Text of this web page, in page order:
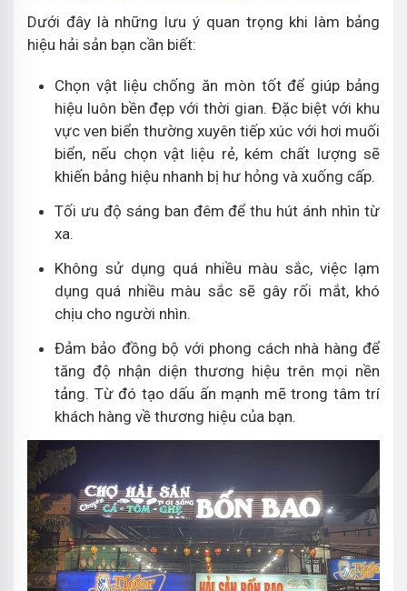
Dưới đây là những lưu ý quan trọng khi làm bảng
hiệu hải sản bạn cần biết:
Chọn vật liệu chống ăn mòn tốt để giúp bảng
hiệu luôn bền đẹp với thời gian. Đặc biệt với khu
vực ven biển thường xuyên tiếp xúc với hơi muối
biển, nếu chọn vật liệu rẻ, kém chất lượng sẽ
khiến bảng hiệu nhanh bị hư hỏng và xuống cấp.
Tối ưu độ sáng ban đêm để thu hút ánh nhìn từ
xa.
Không sử dụng quá nhiều màu sắc, việc lạm
dụng quá nhiều màu sắc sẽ gây rối mắt, khó
chịu cho người nhìn.
Đảm bảo đồng bộ với phong cách nhà hàng để
tăng độ nhận diện thương hiệu trên mọi nền
tảng. Từ đó tạo dấu ấn mạnh mẽ trong tâm trí
khách hàng về thương hiệu của bạn.